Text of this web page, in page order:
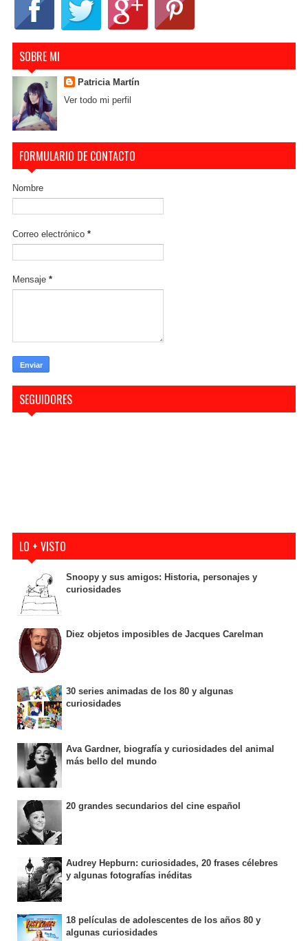
SOBRE MI
Patricia Martín
Ver todo mi perfil
FORMULARIO DE CONTACTO
Nombre
Correo electrónico *
Mensaje *
SEGUIDORES
LO + VISTO
Snoopy y sus amigos: Historia, personajes y
curiosidades
Diez objetos imposibles de Jacques Carelman
30 series animadas de los 80 y algunas
curiosidades
Ava Gardner, biografía y curiosidades del animal
más bello del mundo
20 grandes secundarios del cine español
Audrey Hepburn: curiosidades, 20 frases célebres
y algunas fotografías inéditas
18 películas de adolescentes de los años 80 y
algunas curiosidades